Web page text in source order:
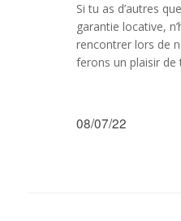
Si tu as d’autres
garantie locative,
rencontrer lors de
ferons un plaisir de
08/07/22